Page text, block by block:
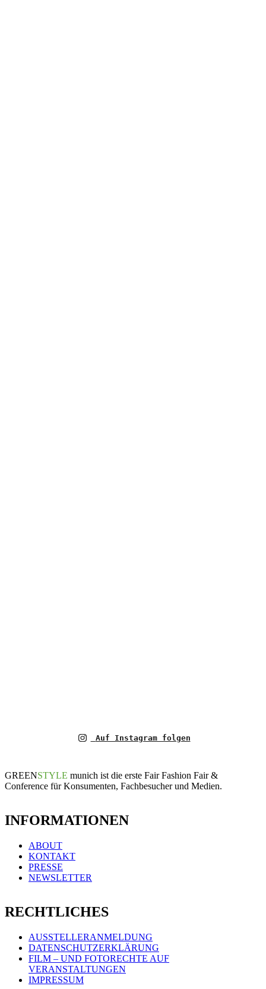
Auf Instagram folgen
GREENSTYLE munich ist die erste Fair Fashion Fair &
Conference für Konsumenten, Fachbesucher und Medien.
INFORMATIONEN
ABOUT
KONTAKT
PRESSE
NEWSLETTER
RECHTLICHES
AUSSTELLERANMELDUNG
DATENSCHUTZERKLÄRUNG
FILM – UND FOTORECHTE AUF
VERANSTALTUNGEN
IMPRESSUM